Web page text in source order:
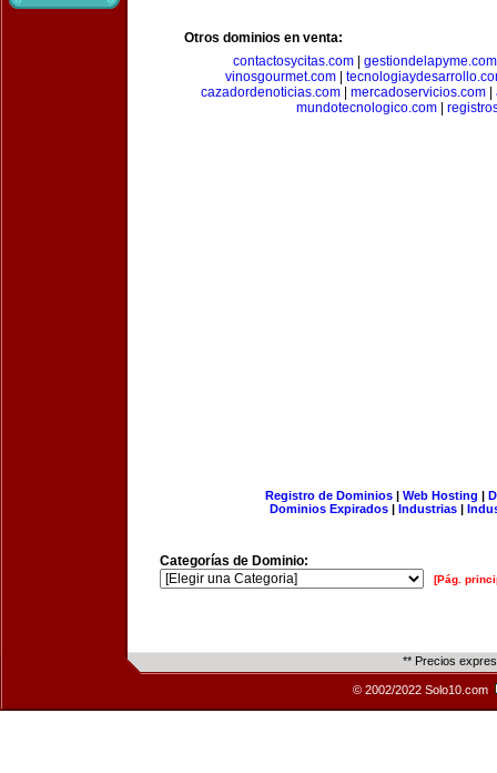
Otros dominios en venta:
contactosycitas.com| gestiondelapyme.com
vinosgourmet.com
cazadordenoticias.com
mercadoservicios.com
mundotecnologico.com|
Registro de Dominios| Web Hosting |
Dominios Expirados | Industrias |
Categorías de Dominio:
[Pág.
** Precios
© 2002/2022 Solo10.com